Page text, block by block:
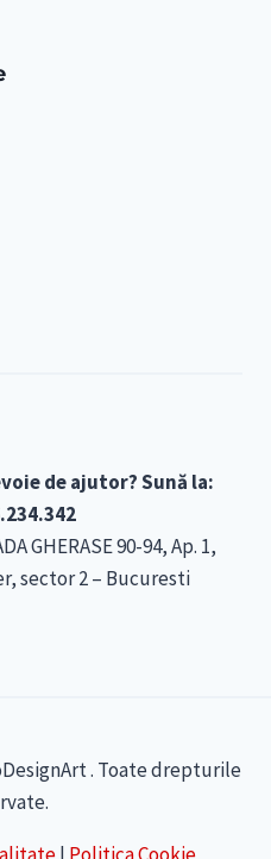
de ajutor? Sună la:
GHERASE 90-94, Ap. 1,
sector 2 – Bucuresti
. Toate drepturile